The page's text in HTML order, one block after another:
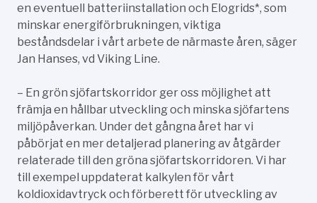
en eventuell batteriinstallation och Elogrids*, som
minskar energiförbrukningen, viktiga
beståndsdelar i vårt arbete de närmaste åren, säger
Jan Hanses, vd Viking Line.
– En grön sjöfartskorridor ger oss möjlighet att
främja en hållbar utveckling och minska sjöfartens
miljöpåverkan. Under det gångna året har vi
påbörjat en mer detaljerad planering av åtgärder
relaterade till den gröna sjöfartskorridoren. Vi har
till exempel uppdaterat kalkylen för vårt
koldioxidavtryck och förberett för utveckling av